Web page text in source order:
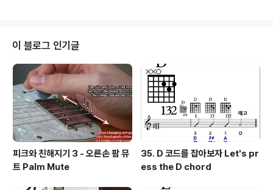
떤 이들의 욕망을 위한 ‘재료’로 쓰인다. (故) 박원순 시장
의 석연찮은 죽음과, 그를 고소한 여성은 단지 한 명의 피해
호소인일지 아니면 어떤 세력에 의한 것일지 그 문제를 "합
리적 의심"의 시선에서 조명해 본다. ● 유튜브로 가셔서
구독과 좋아요, 댓글로 많이 성원해 주세요. 유튜브 가기
이 블로그 인기글
피크와 친해지기 3 - 오른손 팜 뮤
트 Palm Mute
35. D 코드를 잡아보자 Let's pr
ess the D chord